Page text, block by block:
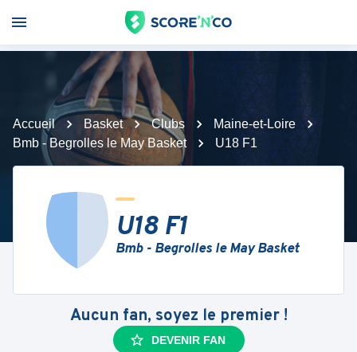
Accueil Basket Clubs
Maine-et-Loire
Bmb - Begrolles le May Basket
U18 F1
U18 F1
Bmb - Begrolles le May Basket
Aucun fan, soyez le premier !
DEVENIR FAN